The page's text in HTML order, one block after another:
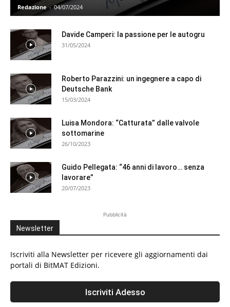
Redazione - 04/07/2024
Davide Camperi: la passione per le autogru
31/05/2024
Roberto Parazzini: un ingegnere a capo di
Deutsche Bank
15/03/2024
Luisa Mondora: “Catturata” dalle valvole
sottomarine
26/10/2023
Guido Pellegata: “46 anni di lavoro… senza
lavorare”
20/07/2023
Pubblicità
Newsletter
Iscriviti alla Newsletter per ricevere gli aggiornamenti dai
portali di BitMAT Edizioni.